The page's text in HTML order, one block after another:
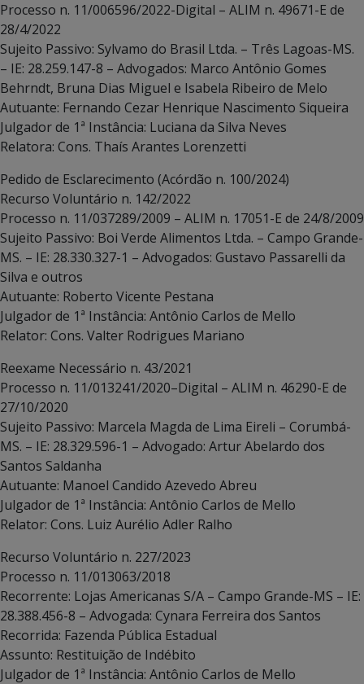
Processo n. 11/006596/2022-Digital – ALIM n. 49671-E de
28/4/2022
Sujeito Passivo: Sylvamo do Brasil Ltda. – Três Lagoas-MS.
– IE: 28.259.147-8 – Advogados: Marco Antônio Gomes
Behrndt, Bruna Dias Miguel e Isabela Ribeiro de Melo
Autuante: Fernando Cezar Henrique Nascimento Siqueira
Julgador de 1ª Instância: Luciana da Silva Neves
Relatora: Cons. Thaís Arantes Lorenzetti
Pedido de Esclarecimento (Acórdão n. 100/2024)
Recurso Voluntário n. 142/2022
Processo n. 11/037289/2009 – ALIM n. 17051-E de 24/8/2009
Sujeito Passivo: Boi Verde Alimentos Ltda. – Campo Grande-
MS. – IE: 28.330.327-1 – Advogados: Gustavo Passarelli da
Silva e outros
Autuante: Roberto Vicente Pestana
Julgador de 1ª Instância: Antônio Carlos de Mello
Relator: Cons. Valter Rodrigues Mariano
Reexame Necessário n. 43/2021
Processo n. 11/013241/2020–Digital – ALIM n. 46290-E de
27/10/2020
Sujeito Passivo: Marcela Magda de Lima Eireli – Corumbá-
MS. – IE: 28.329.596-1 – Advogado: Artur Abelardo dos
Santos Saldanha
Autuante: Manoel Candido Azevedo Abreu
Julgador de 1ª Instância: Antônio Carlos de Mello
Relator: Cons. Luiz Aurélio Adler Ralho
Recurso Voluntário n. 227/2023
Processo n. 11/013063/2018
Recorrente: Lojas Americanas S/A – Campo Grande-MS – IE:
28.388.456-8 – Advogada: Cynara Ferreira dos Santos
Recorrida: Fazenda Pública Estadual
Assunto: Restituição de Indébito
Julgador de 1ª Instância: Antônio Carlos de Mello